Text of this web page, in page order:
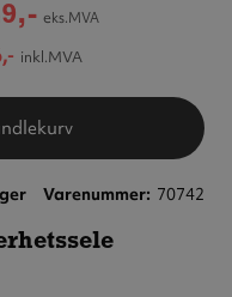
eks.MVA
inkl.MVA
Varenummer 70742